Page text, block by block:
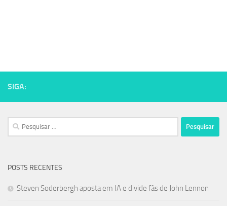
SIGA:
Pesquisar
por:
POSTS RECENTES
Steven Soderbergh aposta em IA e divide fãs de John Lennon